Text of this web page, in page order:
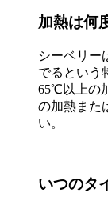
加熱は何
シーベリー
でるという
65℃以上の
の加熱また
い。
いつのタ